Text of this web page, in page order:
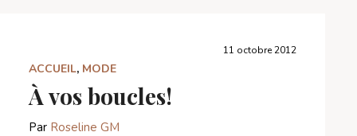
11 octobre 2012
ACCUEIL, MODE
À vos boucles!
Par Roseline GM